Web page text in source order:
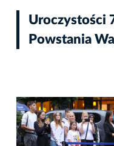
Uroczystości
Powstania